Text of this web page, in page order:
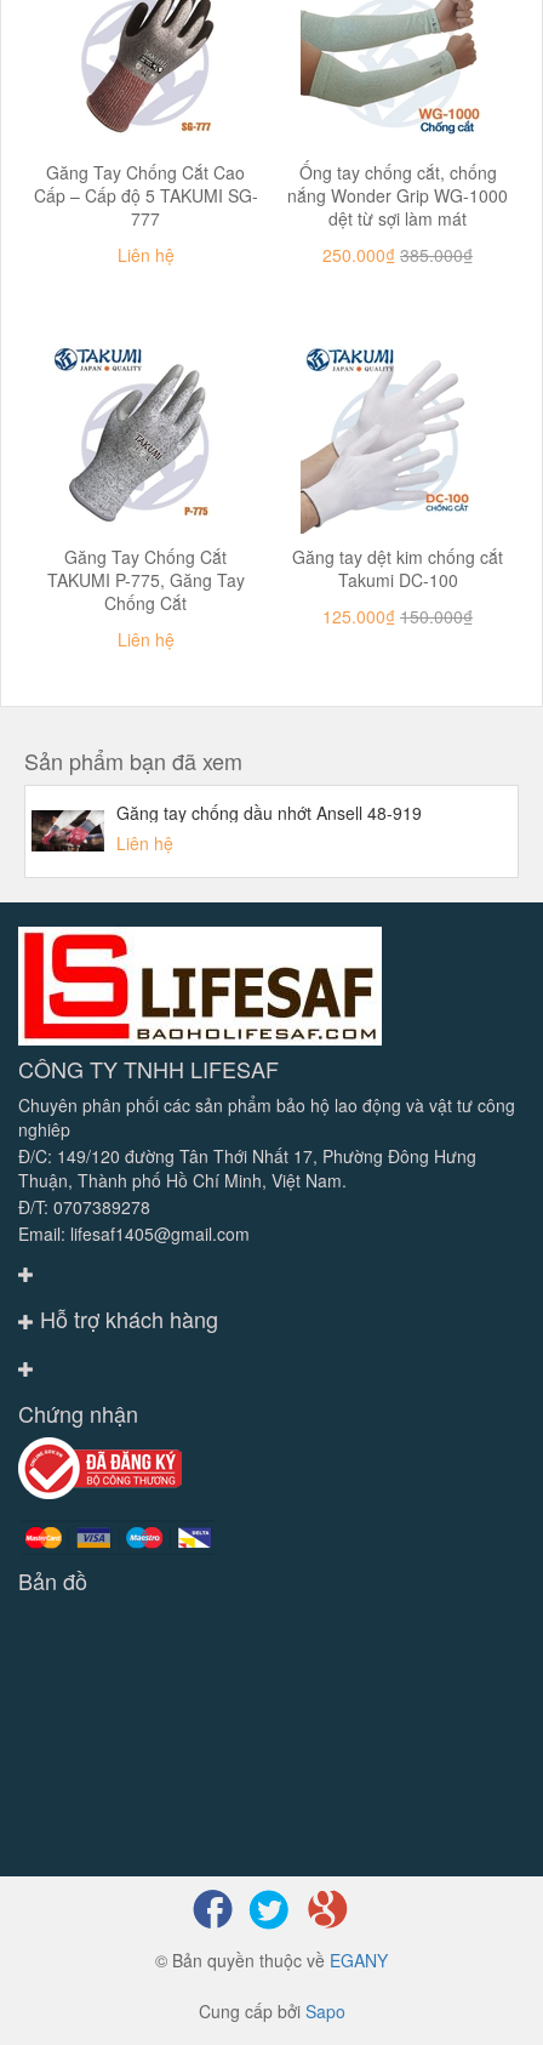
Găng Tay Chống Cắt Cao
Cấp – Cấp độ 5 TAKUMI SG-
777
Liên hệ
Ống tay chống cắt, chống
nắng Wonder Grip WG-1000
dệt từ sợi làm mát
250.000₫ 385.000₫
Găng Tay Chống Cắt
TAKUMI P-775, Găng Tay
Chống Cắt
Liên hệ
Găng tay dệt kim chống cắt
Takumi DC-100
125.000₫ 150.000₫
Sản phẩm bạn đã xem
Găng tay chống dầu nhớt Ansell 48-919
Liên hệ
CÔNG TY TNHH LIFESAF
Chuyên phân phối các sản phẩm bảo hộ lao động và vật tư công
nghiêp
Đ/C: 149/120 đường Tân Thới Nhất 17, Phường Đông Hưng
Thuận, Thành phố Hồ Chí Minh, Việt Nam.
Đ/T: 0707389278
Email: lifesaf1405@gmail.com
Hỗ trợ khách hàng
Chứng nhận
Bản đồ
© Bản quyền thuộc về EGANY
Cung cấp bởi Sapo